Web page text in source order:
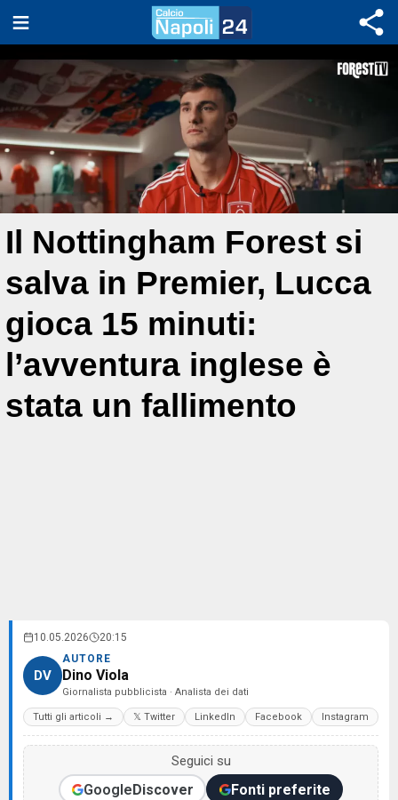
Il Nottingham Forest si
salva in Premier, Lucca
gioca 15 minuti:
l’avventura inglese è
stata un fallimento
10.05.2026 20:15
DV
AUTORE
Dino Viola
Giornalista pubblicista · Analista dei dati
Tutti gli articoli → 𝕏 Twitter LinkedIn Facebook Instagram
Seguici su
GoogleDiscover Fonti preferite